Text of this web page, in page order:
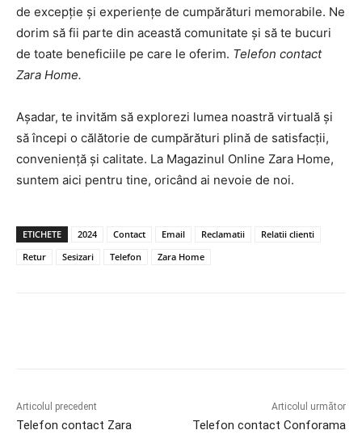
de excepție și experiențe de cumpărături memorabile. Ne
dorim să fii parte din această comunitate și să te bucuri
de toate beneficiile pe care le oferim. Telefon contact
Zara Home.
Așadar, te invităm să explorezi lumea noastră virtuală și
să începi o călătorie de cumpărături plină de satisfacții,
conveniență și calitate. La Magazinul Online Zara Home,
suntem aici pentru tine, oricând ai nevoie de noi.
ETICHETE 2024 Contact Email Reclamatii
Relatii clienti
Retur
Sesizari Telefon Zara Home
Articolul precedent
Telefon contact Zara
Articolul următor
Telefon contact Conforama